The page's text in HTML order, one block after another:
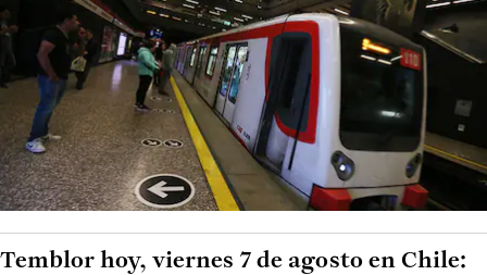
Temblor hoy, viernes 7 de agosto en Chile: